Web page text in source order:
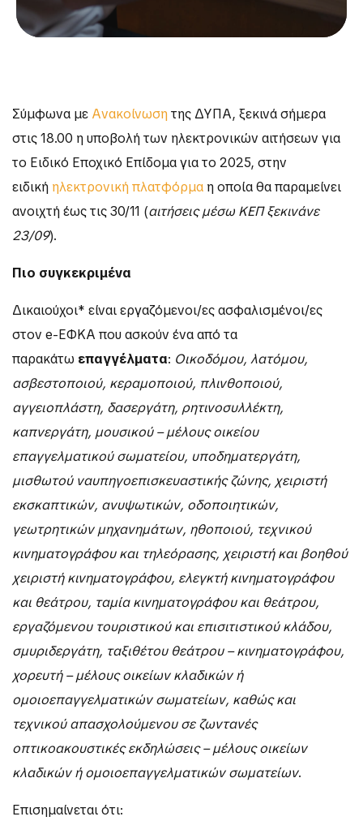
Σύμφωνα με Ανακοίνωσητης ΔΥΠΑ, ξεκινά σήμερα
στις 18.00 η υποβολή των ηλεκτρονικών αιτήσεων για
το Ειδικό Εποχικό Επίδομα για το 2025, στην
ειδική ηλεκτρονική πλατφόρμα η οποία θα παραμείνει
ανοιχτή έως τις 30/11 (αιτήσεις μέσω ΚΕΠ ξεκινάνε
23/09).
Πιο συγκεκριμένα
Δικαιούχοι* είναι εργαζόμενοι/ες ασφαλισμένοι/ες
στον e-ΕΦΚΑ που ασκούν ένα από τα
παρακάτω επαγγέλματα: Οικοδόμου, λατόμου,
ασβεστοποιού, κεραμοποιού, πλινθοποιού,
αγγειοπλάστη, δασεργάτη, ρητινοσυλλέκτη,
καπνεργάτη, μουσικού – μέλους οικείου
επαγγελματικού σωματείου, υποδηματεργάτη,
μισθωτού ναυπηγοεπισκευαστικής ζώνης, χειριστή
εκσκαπτικών, ανυψωτικών, οδοποιητικών,
γεωτρητικών μηχανημάτων, ηθοποιού, τεχνικού
κινηματογράφου και τηλεόρασης, χειριστή και βοηθού
χειριστή κινηματογράφου, ελεγκτή κινηματογράφου
και θεάτρου, ταμία κινηματογράφου και θεάτρου,
εργαζόμενου τουριστικού και επισιτιστικού κλάδου,
σμυριδεργάτη, ταξιθέτου θεάτρου – κινηματογράφου,
χορευτή – μέλους οικείων κλαδικών ή
ομοιοεπαγγελματικών σωματείων, καθώς και
τεχνικού απασχολούμενου σε ζωντανές
οπτικοακουστικές εκδηλώσεις – μέλους οικείων
κλαδικών ή ομοιοεπαγγελματικών σωματείων.
Επισημαίνεται ότι: